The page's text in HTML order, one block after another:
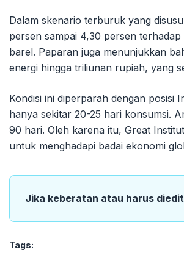
Dalam skenario terburuk yang
persen sampai 4,30 persen
barel. Paparan juga menunjukkan
energi hingga triliunan rupiah, yang
Kondisi ini diperparah dengan posisi
hanya sekitar 20-25 hari konsumsi.
90 hari. Oleh karena itu, Great
untuk menghadapi badai ekonomi
Jika keberatan atau harus
Tags: